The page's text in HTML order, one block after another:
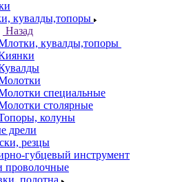
кувалды,топоры
Назад
кувалды,топоры
специальные
столярные
колуны
дрели
резцы
губцевый инструмент
проволочные
полотна